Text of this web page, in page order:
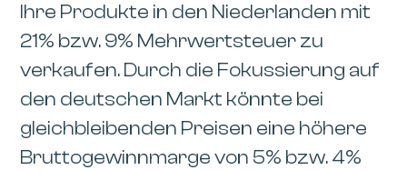
Ihre Produkte in den Niederlanden mit
21% bzw. 9% Mehrwertsteuer zu
verkaufen. Durch die Fokussierung auf
den deutschen Markt könnte bei
gleichbleibenden Preisen eine höhere
Bruttogewinnmarge von 5% bzw. 4%